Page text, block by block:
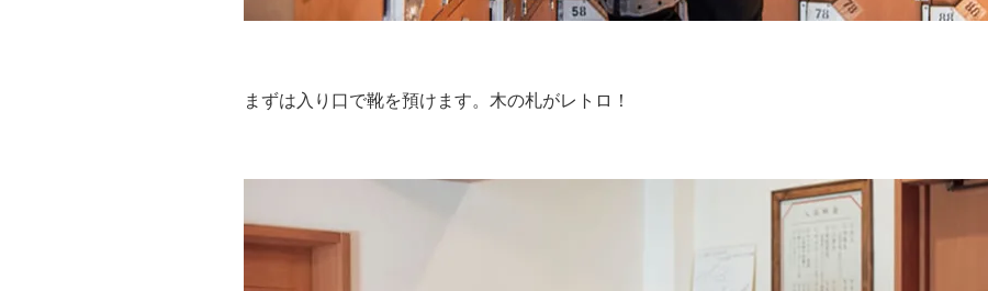
まずは入り口で靴を預けます。木の札がレトロ！